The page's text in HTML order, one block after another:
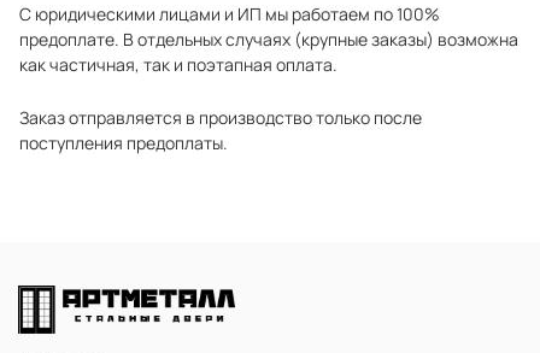
С юридическими лицами и ИП мы работаем по 100%
предоплате. В отдельных случаях (крупные заказы) возможна
как частичная, так и поэтапная оплата.
Заказ отправляется в производство только после
поступления предоплаты.